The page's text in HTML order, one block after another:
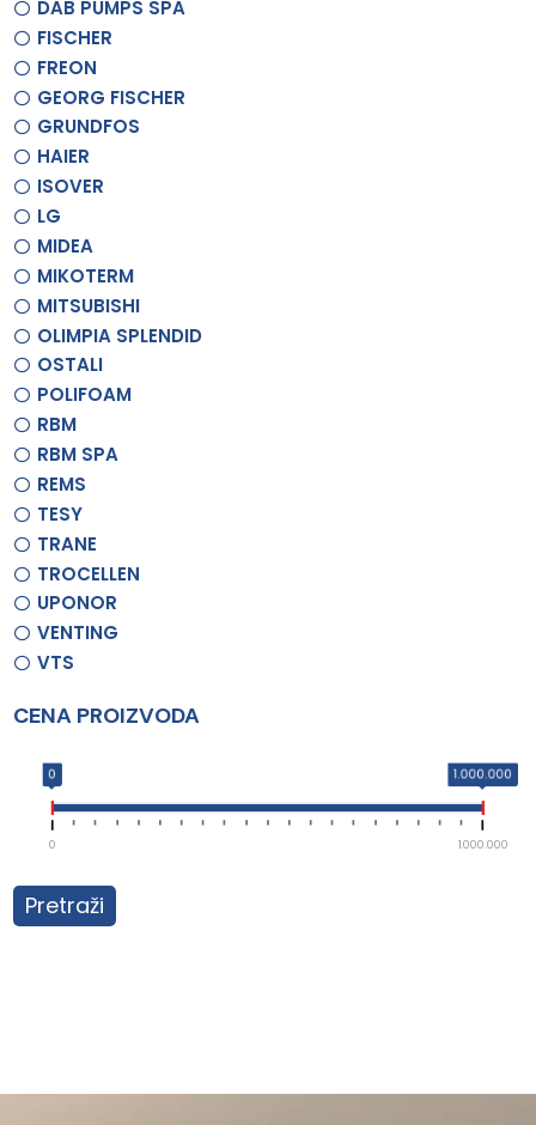
DAB PUMPS SPA
FISCHER
FREON
GEORG FISCHER
GRUNDFOS
HAIER
ISOVER
LG
MIDEA
MIKOTERM
MITSUBISHI
OLIMPIA SPLENDID
OSTALI
POLIFOAM
RBM
RBM SPA
REMS
TESY
TRANE
TROCELLEN
UPONOR
VENTING
VTS
CENA PROIZVODA
0 1.000.000
0 1.000.000
Pretraži